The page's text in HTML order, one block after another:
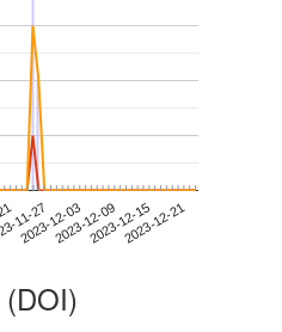
11-27
2023-12-032023-12-092023-12-152023-12-21